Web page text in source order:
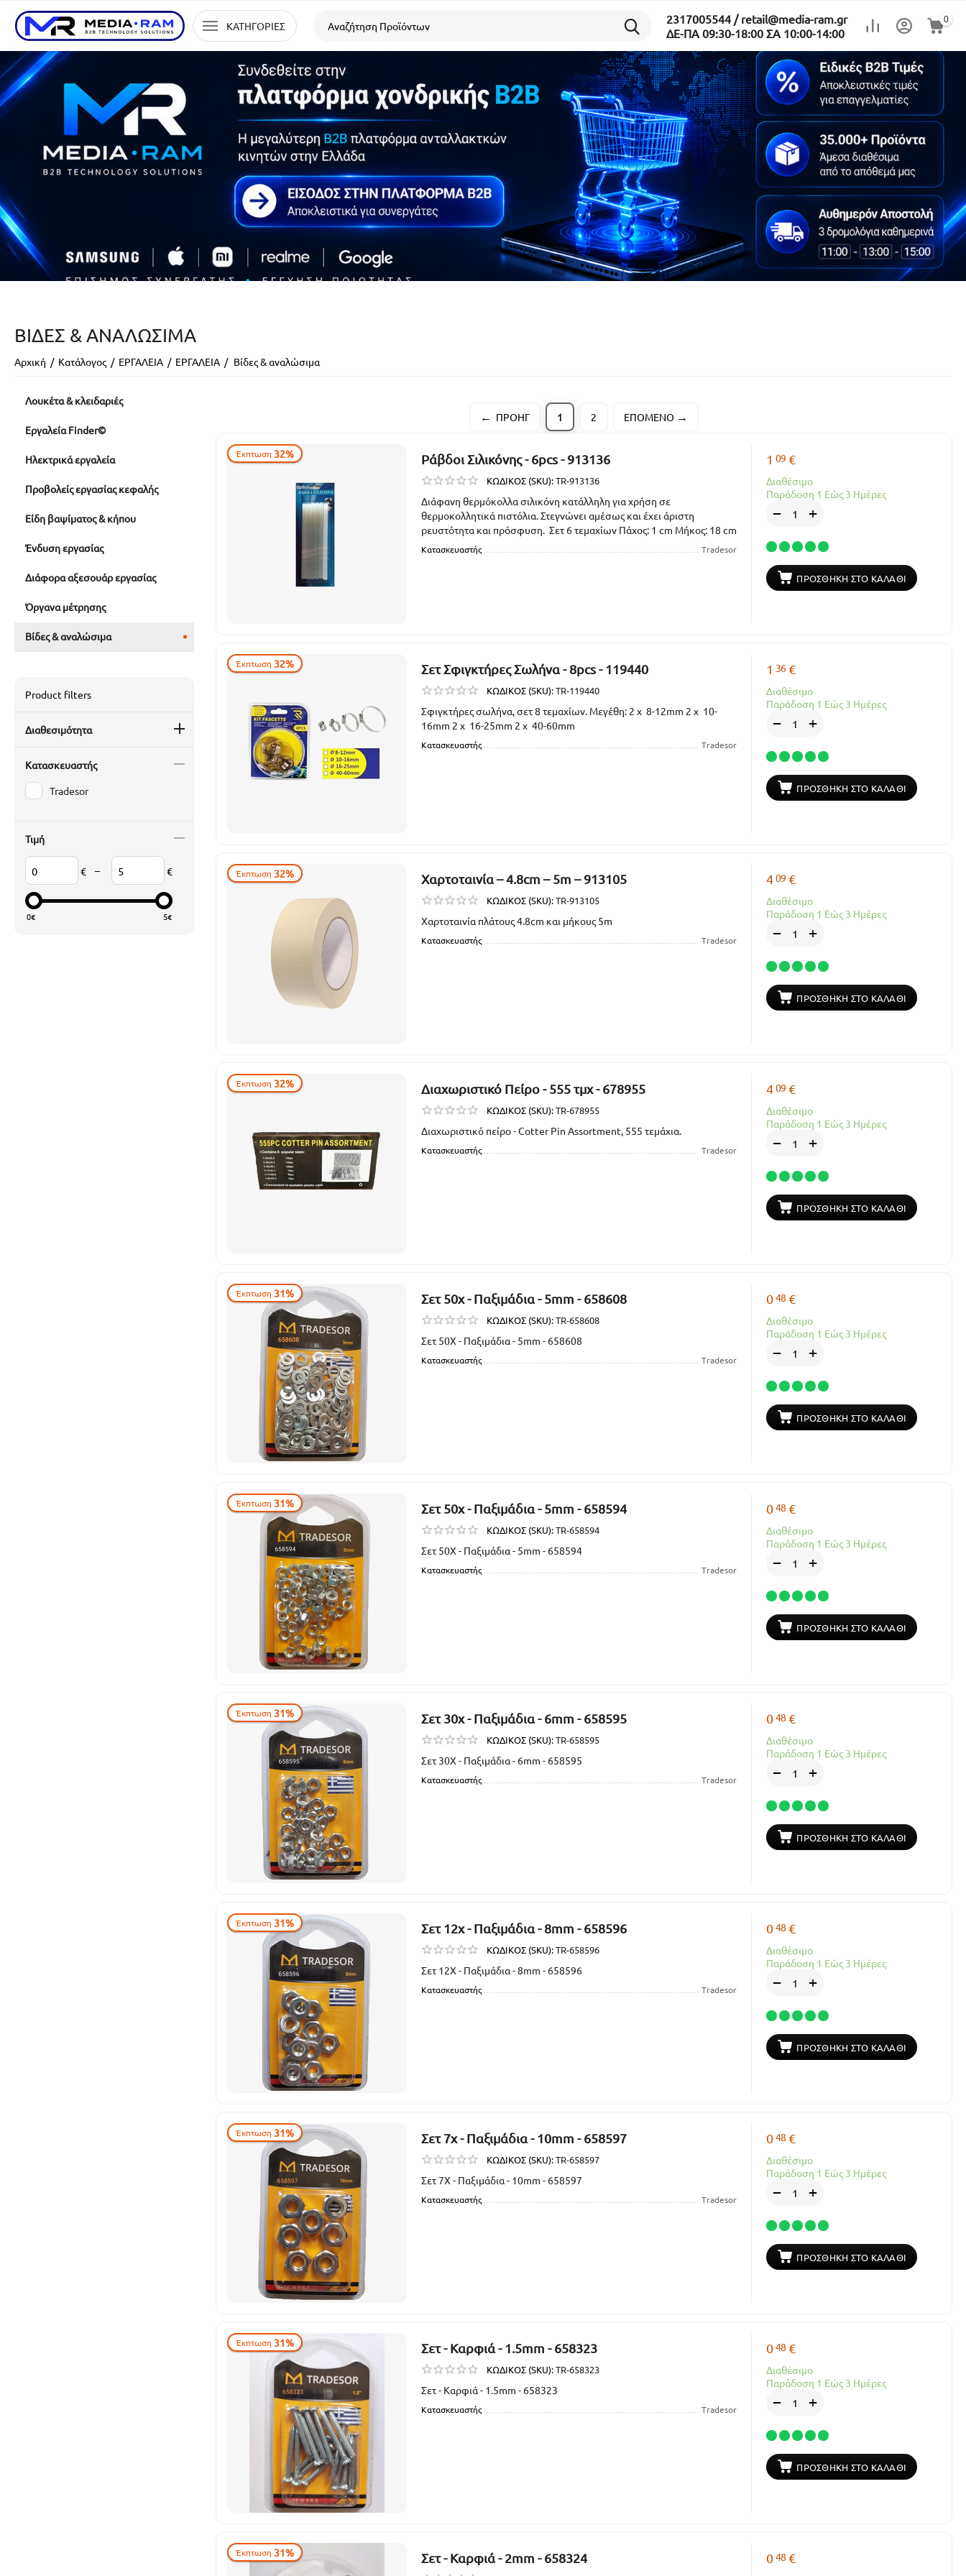
ΚΑΤΗΓΟΡΙΕΣ
2317005544 / retail@media-ram.gr
ΔΕ-ΠΑ 09:30-18:00 ΣΑ 10:00-14:00
0
ΒΊΔΕΣ & ΑΝΑΛΏΣΙΜΑ
Αρχική / Κατάλογος / ΕΡΓΑΛΕΙΑ / ΕΡΓΑΛΕΙΑ / Βίδες & αναλώσιμα
ΠΡΟΗΓ 1 2 ΕΠΌΜΕΝΟ
Έκπτωση 32% Ράβδοι Σιλικόνης - 6pcs - 913136
ΚΩΔΙΚΟΣ (SKU):TR-913136
Διάφανη θερμόκολλα σιλικόνη κατάλληλη για χρήση σε
θερμοκολλητικά πιστόλια. Στεγνώνει αμέσως και έχει άριστη
ρευστότητα και πρόσφυση. Σετ 6 τεμαχίων Πάχος: 1 cm Μήκος: 18 cm
Κατασκευαστής Tradesor
1 09 €
Διαθέσιμο
Παράδοση 1 Εώς 3 Ημέρες
+
−
ΠΡΟΣΘΉΚΗ ΣΤΟ ΚΑΛΆΘΙ
Έκπτωση 32% Σετ Σφιγκτήρες Σωλήνα - 8pcs - 119440
ΚΩΔΙΚΟΣ (SKU):TR-119440
Σφιγκτήρες σωλήνα, σετ 8 τεμαχίων. Μεγέθη: 2 x 8-12mm 2 x 10-
16mm 2 x 16-25mm 2 x 40-60mm
Κατασκευαστής Tradesor
1 36€
Διαθέσιμο
Παράδοση 1 Εώς 3 Ημέρες
+
−
ΠΡΟΣΘΉΚΗ ΣΤΟ ΚΑΛΆΘΙ
Έκπτωση 32% Χαρτοταινία – 4.8cm – 5m – 913105
ΚΩΔΙΚΟΣ (SKU):TR-913105
Χαρτοταινία πλάτους 4.8cm και μήκους 5m
Κατασκευαστής Tradesor
409 €
Διαθέσιμο
Παράδοση 1 Εώς 3 Ημέρες
+
−
ΠΡΟΣΘΉΚΗ ΣΤΟ ΚΑΛΆΘΙ
Έκπτωση 32% Διαχωριστικό Πείρο - 555 τμχ - 678955
ΚΩΔΙΚΟΣ (SKU):TR-678955
Διαχωριστικό πείρο - Cotter Pin Assortment, 555 τεμάχια.
Κατασκευαστής Tradesor
409 €
Διαθέσιμο
Παράδοση 1 Εώς 3 Ημέρες
+
−
ΠΡΟΣΘΉΚΗ ΣΤΟ ΚΑΛΆΘΙ
Έκπτωση 31% Σετ 50χ - Παξιμάδια - 5mm - 658608
ΚΩΔΙΚΟΣ (SKU):TR-658608
Σετ 50Χ - Παξιμάδια - 5mm - 658608
Κατασκευαστής Tradesor
048 €
Διαθέσιμο
Παράδοση 1 Εώς 3 Ημέρες
+
−
ΠΡΟΣΘΉΚΗ ΣΤΟ ΚΑΛΆΘΙ
Έκπτωση 31% Σετ 50χ - Παξιμάδια - 5mm - 658594
ΚΩΔΙΚΟΣ (SKU):TR-658594
Σετ 50Χ - Παξιμάδια - 5mm - 658594
Κατασκευαστής Tradesor
048 €
Διαθέσιμο
Παράδοση 1 Εώς 3 Ημέρες
+
−
ΠΡΟΣΘΉΚΗ ΣΤΟ ΚΑΛΆΘΙ
Έκπτωση 31% Σετ 30χ - Παξιμάδια - 6mm - 658595
ΚΩΔΙΚΟΣ (SKU):TR-658595
Σετ 30Χ - Παξιμάδια - 6mm - 658595
Κατασκευαστής Tradesor
048 €
Διαθέσιμο
Παράδοση 1 Εώς 3 Ημέρες
+
−
ΠΡΟΣΘΉΚΗ ΣΤΟ ΚΑΛΆΘΙ
Έκπτωση 31% Σετ 12χ - Παξιμάδια - 8mm - 658596
ΚΩΔΙΚΟΣ (SKU):TR-658596
Σετ 12Χ - Παξιμάδια - 8mm - 658596
Κατασκευαστής Tradesor
048 €
Διαθέσιμο
Παράδοση 1 Εώς 3 Ημέρες
+
−
ΠΡΟΣΘΉΚΗ ΣΤΟ ΚΑΛΆΘΙ
Έκπτωση 31% Σετ 7χ - Παξιμάδια - 10mm - 658597
ΚΩΔΙΚΟΣ (SKU):TR-658597
Σετ 7Χ - Παξιμάδια - 10mm - 658597
Κατασκευαστής Tradesor
048 €
Διαθέσιμο
Παράδοση 1 Εώς 3 Ημέρες
+
−
ΠΡΟΣΘΉΚΗ ΣΤΟ ΚΑΛΆΘΙ
Έκπτωση 31% Σετ - Καρφιά - 1.5mm - 658323
ΚΩΔΙΚΟΣ (SKU):TR-658323
Σετ - Καρφιά - 1.5mm - 658323
Κατασκευαστής Tradesor
048 €
Διαθέσιμο
Παράδοση 1 Εώς 3 Ημέρες
+
−
ΠΡΟΣΘΉΚΗ ΣΤΟ ΚΑΛΆΘΙ
Έκπτωση 31% Σετ - Καρφιά - 2mm - 658324 048 €
Λουκέτα & κλειδαριές
Εργαλεία Finder©
Ηλεκτρικά εργαλεία
Προβολείς εργασίας κεφαλής
Είδη βαψίματος & κήπου
Ένδυση εργασίας
Διάφορα αξεσουάρ εργασίας
Όργανα μέτρησης
Βίδες & αναλώσιμα
Product filters
Διαθεσιμότητα
Κατασκευαστής
Tradesor
Τιμή
€ – €
0€ 5€